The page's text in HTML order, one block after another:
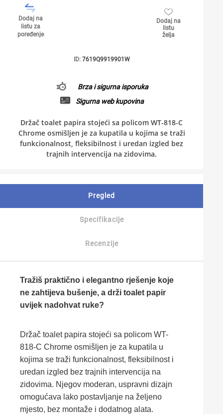
Dodaj na
listu za
poređenje
Dodaj na
listu
želja
ID: 7619Q9919901W
Brza i sigurna isporuka
Sigurna web kupovina
Držač toalet papira stojeći sa policom WT-818-C
Chrome osmišljen je za kupatila u kojima se traži
funkcionalnost, fleksibilnost i uredan izgled bez
trajnih intervencija na zidovima.
Pregled
Specifikacije
Recenzije
Tražiš praktično i elegantno rješenje koje
ne zahtijeva bušenje, a drži toalet papir
uvijek nadohvat ruke?
Držač toalet papira stojeći sa policom WT-
818-C Chrome osmišljen je za kupatila u
kojima se traži funkcionalnost, fleksibilnost i
uredan izgled bez trajnih intervencija na
zidovima. Njegov moderan, uspravni dizajn
omogućava lako postavljanje na željeno
mjesto, bez montaže i dodatnog alata.